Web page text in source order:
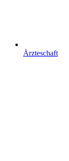
Ärzteschaft